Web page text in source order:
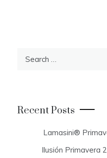
r
Recent Posts
Lamasini®
Ilusión Primavera